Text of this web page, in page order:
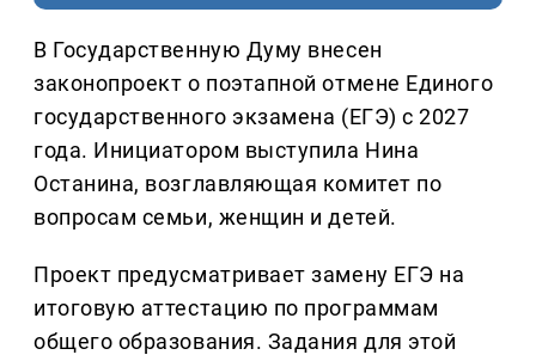
В Государственную Думу внесен
законопроект о поэтапной отмене Единого
государственного экзамена (ЕГЭ) с 2027
года. Инициатором выступила Нина
Останина, возглавляющая комитет по
вопросам семьи, женщин и детей.
Проект предусматривает замену ЕГЭ на
итоговую аттестацию по программам
общего образования. Задания для этой